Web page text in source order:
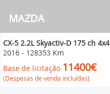
MAZDA
CX-5 2.2L Skyactiv-D 175 ch
2016 - 128353 Km
Base de licitação 11400€
(Despesas de venda incluídas)